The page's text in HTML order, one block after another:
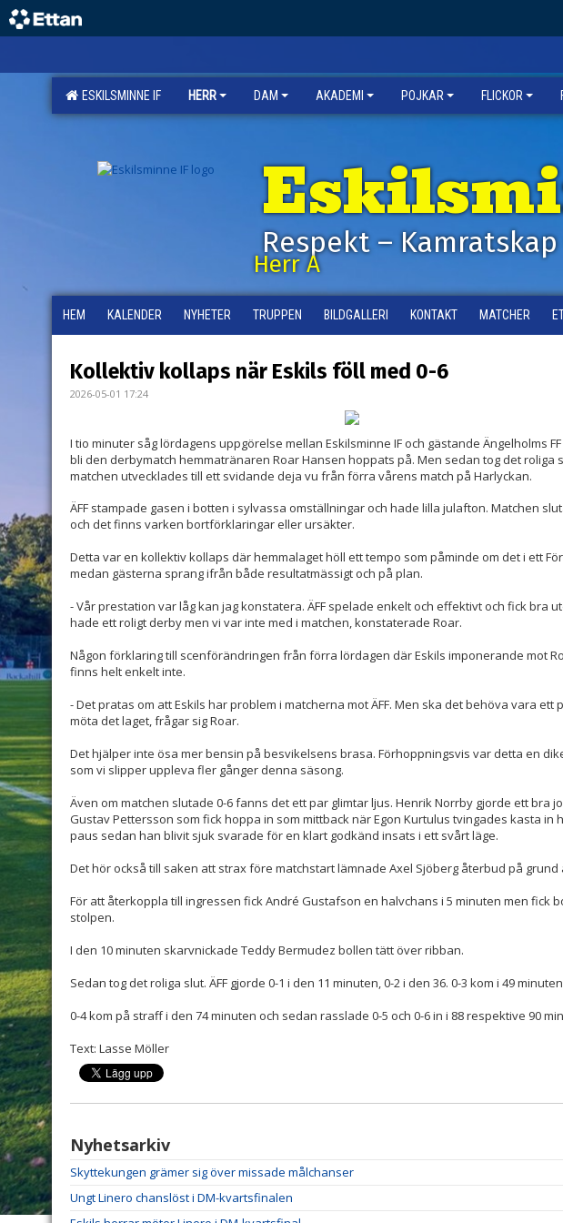
ESKILSMINNE IF HERR DAM AKADEMI POJKAR FLICKOR
Respekt –
Herr A
HEM KALENDER NYHETER TRUPPEN BILDGALLERI KONTAKT MATCHER
Kollektiv kollaps när Eskils föll med 0-6
2026-05-01 17:24
I tio minuter såg lördagens uppgörelse mellan Eskilsminne IF och gästande Ängelholms
bli den derbymatch hemmatränaren Roar Hansen hoppats på. Men sedan tog det roliga
matchen utvecklades till ett svidande deja vu från förra vårens match på Harlyckan.
ÄFF stampade gasen i botten i sylvassa omställningar och hade lilla julafton. Matchen
och det finns varken bortförklaringar eller ursäkter.
Detta var en kollektiv kollaps där hemmalaget höll ett tempo som påminde om det i ett
medan gästerna sprang ifrån både resultatmässigt och på plan.
- Vår prestation var låg kan jag konstatera. ÄFF spelade enkelt och effektivt och fick bra
hade ett roligt derby men vi var inte med i matchen, konstaterade Roar.
Någon förklaring till scenförändringen från förra lördagen där Eskils imponerande mot
finns helt enkelt inte.
- Det pratas om att Eskils har problem i matcherna mot ÄFF. Men ska det behöva vara ett
möta det laget, frågar sig Roar.
Det hjälper inte ösa mer bensin på besvikelsens brasa. Förhoppningsvis var detta en
som vi slipper uppleva fler gånger denna säsong.
Även om matchen slutade 0-6 fanns det ett par glimtar ljus. Henrik Norrby gjorde ett bra
Gustav Pettersson som fick hoppa in som mittback när Egon Kurtulus tvingades kasta in
paus sedan han blivit sjuk svarade för en klart godkänd insats i ett svårt läge.
Det hör också till saken att strax före matchstart lämnade Axel Sjöberg återbud på grund
För att återkoppla till ingressen fick André Gustafson en halvchans i 5 minuten men fick
stolpen.
I den 10 minuten skarvnickade Teddy Bermudez bollen tätt över ribban.
Sedan tog det roliga slut. ÄFF gjorde 0-1 i den 11 minuten, 0-2 i den 36. 0-3 kom i 49
0-4 kom på straff i den 74 minuten och sedan rasslade 0-5 och 0-6 in i 88 respektive 90
Text: Lasse Möller
Nyhetsarkiv
Skyttekungen grämer sig över missade målchanser
Ungt Linero chanslöst i DM-kvartsfinalen